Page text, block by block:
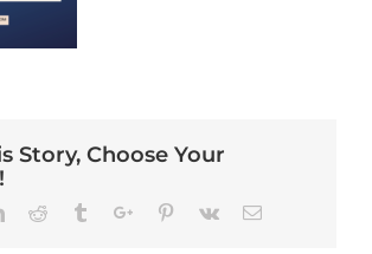
Story, Choose Your
LinkedinReddit TumblrGoogle+Pinterest
Vk Email